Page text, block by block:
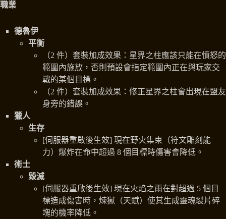
職業
德魯伊
平衡
（2 件）套裝加成效果：星界之柱應該只能在憤怒的
範圍內施放，否則預設會指定範圍內正在與玩家交
戰的某個目標。
（2 件）套裝加成效果：修正星界之柱會出現在盟友
身旁的錯誤。
獵人
生存
[伺服器重啟後生效] 現在野火集束（符文雕刻能
力）爆炸在命中超過 8 個目標時傷害會降低。
術士
毀滅
[伺服器重啟後生效] 現在火焰之雨在對超過 5 個目
標造成傷害時，煉獄（天賦）使其生成靈魂裂片碎
塊的機率降低。